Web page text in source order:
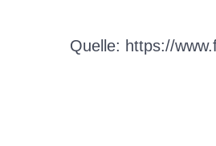
Quelle: https://